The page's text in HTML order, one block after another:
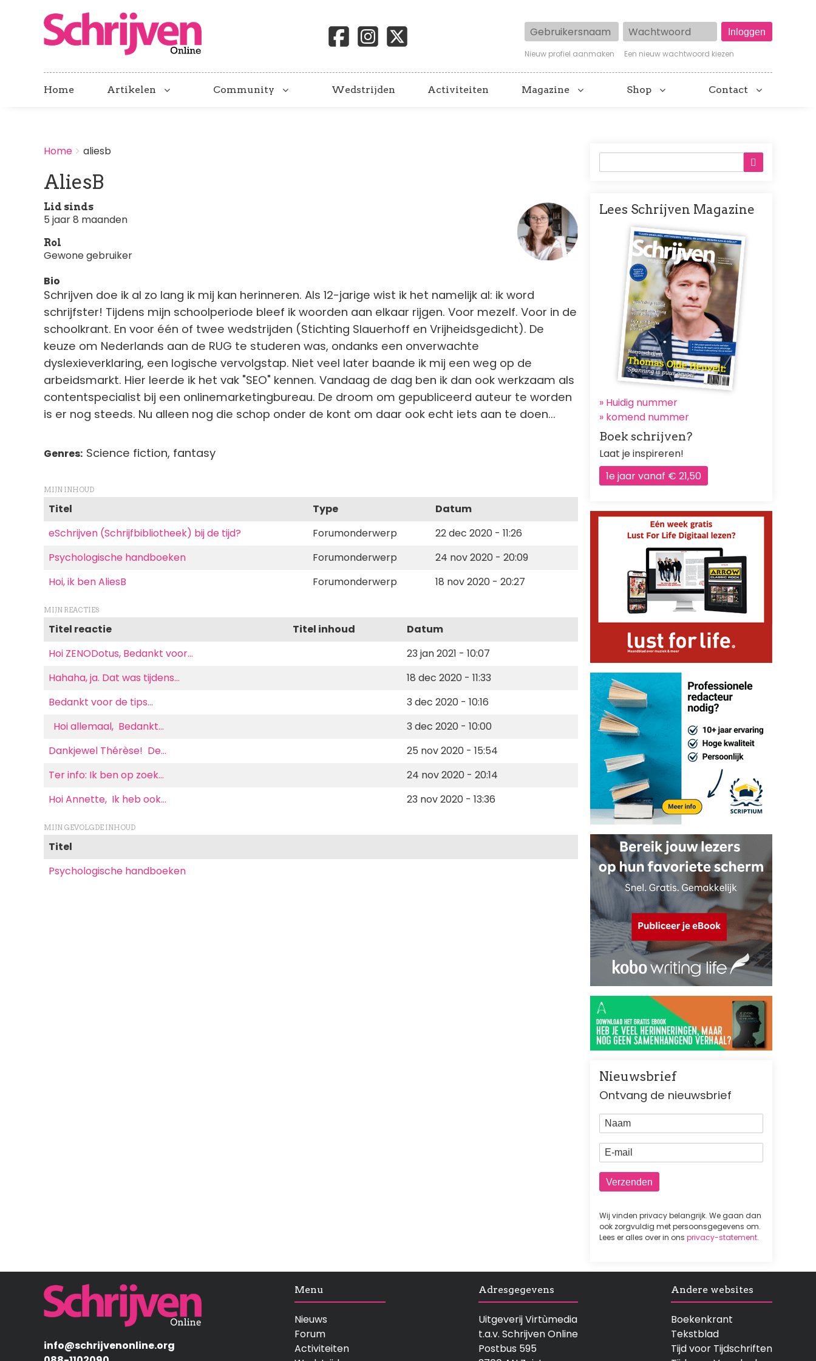
Gebruikersnaam Wachtwoord
Nieuw profiel aanmaken Een nieuw wachtwoord kiezen
Home Artikelen Community Wedstrijden Activiteiten Magazine Shop Contact
BREADCRUMBS
You
here:
Home aliesb
AliesB
Lid sinds
5 jaar 8 maanden
Rol
Gewone gebruiker
Bio
Schrijven doe ik al zo lang ik mij kan herinneren. Als 12-jarige wist ik het namelijk al: ik word
schrijfster! Tijdens mijn schoolperiode bleef ik woorden aan elkaar rijgen. Voor mezelf. Voor in de
schoolkrant. En voor één of twee wedstrijden (Stichting Slauerhoff en Vrijheidsgedicht). De
keuze om Nederlands aan de RUG te studeren was, ondanks een onverwachte
dyslexieverklaring, een logische vervolgstap. Niet veel later baande ik mij een weg op de
arbeidsmarkt. Hier leerde ik het vak "SEO" kennen. Vandaag de dag ben ik dan ook werkzaam als
contentspecialist bij een onlinemarketingbureau. De droom om gepubliceerd auteur te worden
is er nog steeds. Nu alleen nog die schop onder de kont om daar ook echt iets aan te doen...
Genres Science fiction, fantasy
MIJN INHOUD
Titel Type
Datum
eSchrijven (Schrijfbibliotheek) bij de tijd?
Forumonderwerp
22 dec 2020 - 11:26
Psychologische handboeken
Forumonderwerp
24 nov 2020 - 20:09
Hoi, ik ben AliesB
Forumonderwerp 18 nov 2020 - 20:27
MIJN REACTIES
Titel reactie Titel inhoud
Datum
Hoi ZENODotus, Bedankt voor…
23 jan 2021 - 10:07
Hahaha, ja. Dat was tijdens…
18 dec 2020 - 11:33
Bedankt voor de tips…
3 dec 2020 - 10:16
Hoi allemaal, Bedankt…
3 dec 2020 - 10:00
Dankjewel Thérèse! De…
25 nov 2020 - 15:54
Ter info: Ik ben op zoek…
24 nov 2020 - 20:14
Hoi Annette, Ik heb ook…
23 nov 2020 - 13:36
MIJN GEVOLGDE INHOUD
Titel
Psychologische handboeken
Lees Schrijven Magazine
Afbeelding
» Huidig nummer
» komend nummer
Boek schrijven?
Laat je inspireren!
1e jaar vanaf € 21,50
Nieuwsbrief
Ontvang de nieuwsbrief
Naam
E-mail
Wij vinden privacy belangrijk. We gaan dan
ook zorgvuldig met persoonsgegevens om.
Lees er alles over in ons privacy-statement.
Afbeelding
info@schrijvenonline.org
Menu
Nieuws
Forum
Activiteiten
Adresgegevens
Uitgeverij Virtùmedia
t.a.v. Schrijven Online
Postbus 595
Andere websites
Boekenkrant
Tekstblad
Tijd voor Tijdschriften